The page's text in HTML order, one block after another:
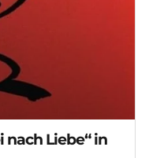
nach Liebe“ in